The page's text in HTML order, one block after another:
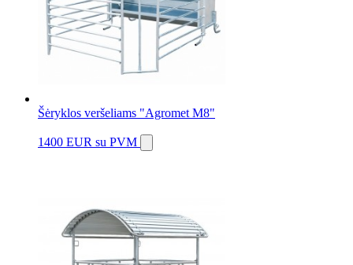
Šėryklos veršeliams "Agromet M8"
1400 EUR su PVM